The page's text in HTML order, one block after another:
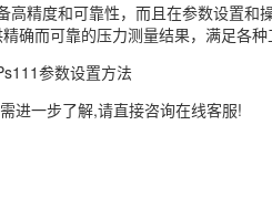
高精度和可靠性，而且在参数设置和
确而可靠的压力测量结果，满足各种
参数设置方法
进一步了解,请直接咨询在线客服!